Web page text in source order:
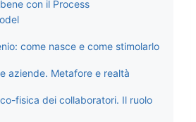
con il Process
come nasce e come stimolarlo
aziende. Metafore e realtà
fisica dei collaboratori. Il ruolo